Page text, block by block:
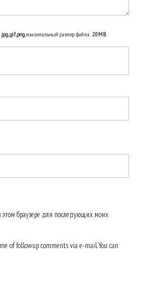
jpg, gif, png, максимальный размер файла:20MB.
браузере для последующих моих
of followup comments via e-mail. You can